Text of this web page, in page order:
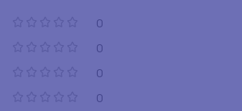
0
0
0
0